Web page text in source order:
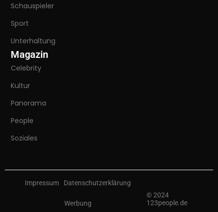
Schauspieler
Sport
Unterhaltung
Magazin
Celebrity
Kultur
Panorama
People
Soziales
© 2024
123people.de
Impressum Datenschutzerklärung
Werbung